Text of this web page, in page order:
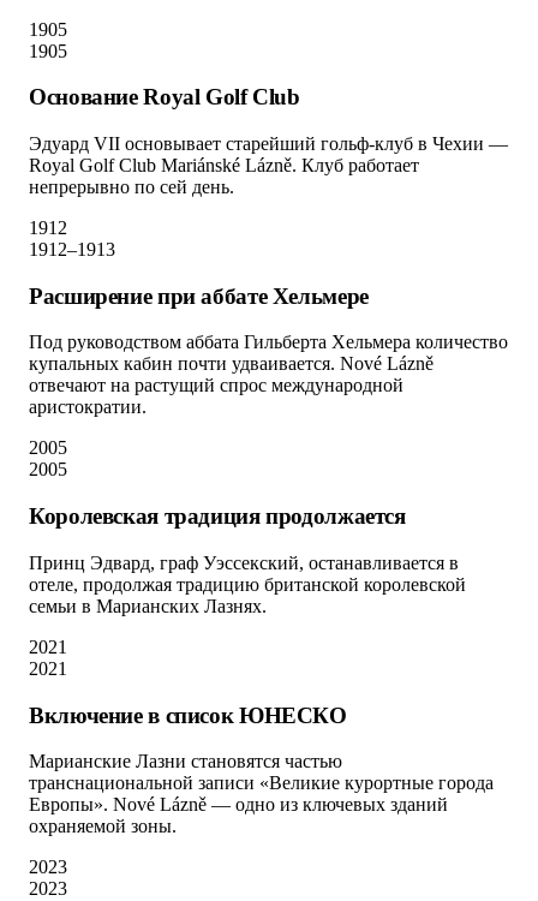
1905
1905
Основание Royal Golf Club
Эдуард VII основывает старейший гольф-клуб в Чехии —
Royal Golf Club Mariánské Lázně. Клуб работает
непрерывно по сей день.
1912
1912–1913
Расширение при аббате Хельмере
Под руководством аббата Гильберта Хельмера количество
купальных кабин почти удваивается. Nové Lázně
отвечают на растущий спрос международной
аристократии.
2005
2005
Королевская традиция продолжается
Принц Эдвард, граф Уэссекский, останавливается в
отеле, продолжая традицию британской королевской
семьи в Марианских Лазнях.
2021
2021
Включение в список ЮНЕСКО
Марианские Лазни становятся частью
транснациональной записи «Великие курортные города
Европы». Nové Lázně — одно из ключевых зданий
охраняемой зоны.
2023
2023